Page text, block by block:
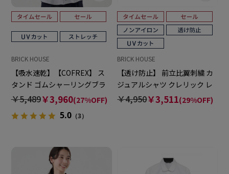
BRICK HOUSE
【吸水速乾】【COFREX】 ス
タンド ゴムシャーリングブラ
ウス 長袖 レディースデザイン
￥5,489￥3,960(27%OFF)
5.0（3）
BRICK HOUSE
【透け防止】 前立比翼刺繍 カ
ジュアルシャツ クレリック レ
ギュラー 長袖 レディース
￥4,950￥3,511(29%OFF)